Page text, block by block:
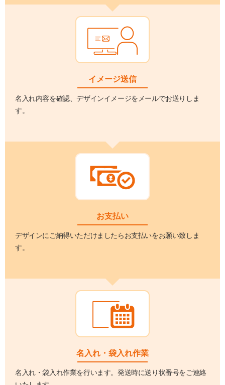
イメージ送信
名入れ内容を確認、デザインイメージをメールでお送りしま
す。
お支払い
デザインにご納得いただけましたらお支払いをお願い致しま
す。
名入れ・袋入れ作業
名入れ・袋入れ作業を行います。発送時に送り状番号をご連絡